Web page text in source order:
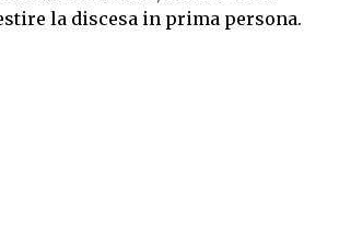
la discesa in prima persona.